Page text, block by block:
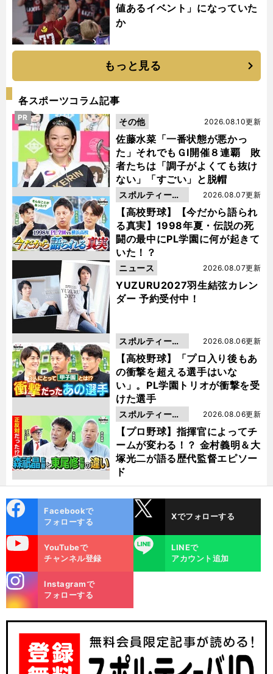
値あるイベント」になっていた
か
もっと見る
各スポーツコラム記事
佐藤水菜「一番状態が悪かっ
た」それでもＧⅠ開催８連覇 敗
者たちは「調子がよくても抜け
ない」「すごい」と脱帽
2026.08.10更新
その他
PR
【高校野球】【今だから語られ
る真実】1998年夏・伝説の死
闘の最中にPL学園に何が起きて
いた！？
2026.08.07更新
スポルティーバ
動画
YUZURU2027羽生結弦カレン
ダー 予約受付中！
2026.08.07更新
ニュース
【高校野球】「プロ入り後もあ
の衝撃を超える選手はいな
い」。PL学園トリオが衝撃を受
けた選手
2026.08.06更新
スポルティーバ
動画
【プロ野球】指揮官によってチ
ームが変わる！？ 金村義明＆大
塚光二が語る歴代監督エピソー
ド
2026.08.06更新
スポルティーバ
動画
ok
Facebookで
フォローする
Xでフォローする
YouTubeで
チャンネル登録
LINE
LINEで
アカウント追加
m
Instagramで
フォローする